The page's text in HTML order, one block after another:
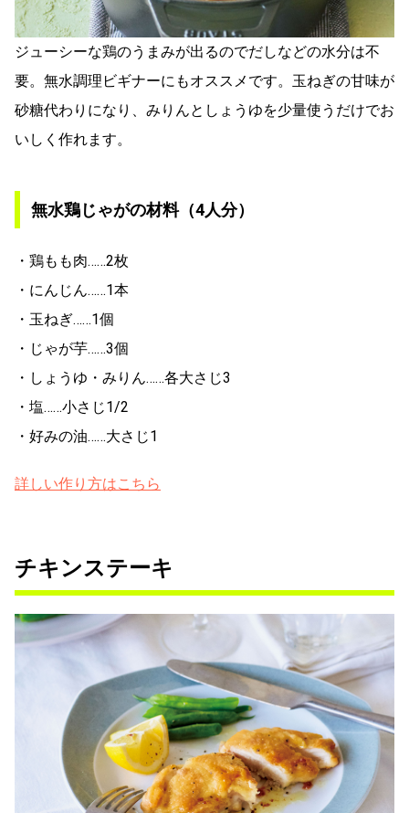
ジューシーな鶏のうまみが出るのでだしなどの水分は不
要。無水調理ビギナーにもオススメです。玉ねぎの甘味が
砂糖代わりになり、みりんとしょうゆを少量使うだけでお
いしく作れます。
無水鶏じゃがの材料（4人分）
・鶏もも肉……2枚
・にんじん……1本
・玉ねぎ……1個
・じゃが芋……3個
・しょうゆ・みりん……各大さじ3
・塩……小さじ1/2
・好みの油……大さじ1
詳しい作り方はこちら
チキンステーキ